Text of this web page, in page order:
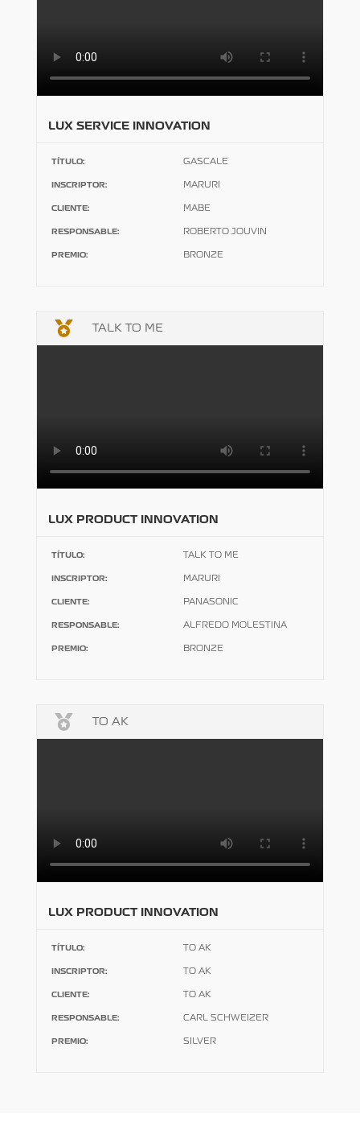
LUX SERVICE INNOVATION
TÍTULO: GASCALE
INSCRIPTOR: MARURI
CLIENTE: MABE
RESPONSABLE: ROBERTO JOUVIN
PREMIO: BRONZE
 TALK TO ME
LUX PRODUCT INNOVATION
TÍTULO: TALK TO ME
INSCRIPTOR: MARURI
CLIENTE: PANASONIC
RESPONSABLE: ALFREDO MOLESTINA
PREMIO: BRONZE
 TO AK
LUX PRODUCT INNOVATION
TÍTULO: TO AK
INSCRIPTOR: TO AK
CLIENTE: TO AK
RESPONSABLE: CARL SCHWEIZER
PREMIO: SILVER